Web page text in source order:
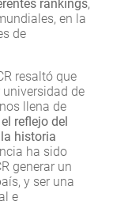
rankings,
en la
de
resaltó que
de
llena de
reflejo del
historia
ha sido
generar un
y ser una
e